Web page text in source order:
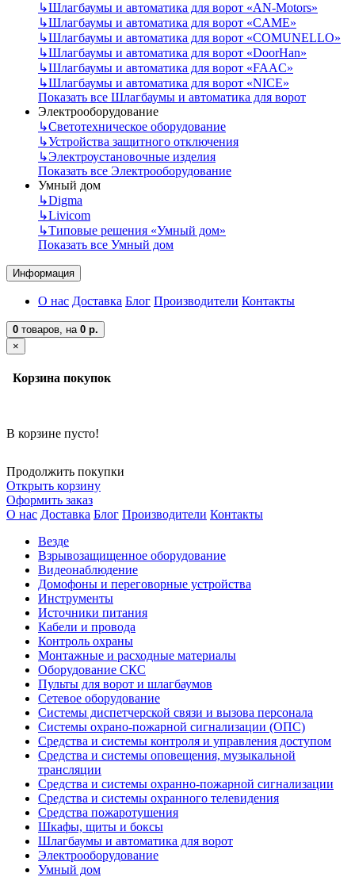
↳Шлагбаумы и автоматика для ворот «AN-Motors»
↳Шлагбаумы и автоматика для ворот «CAME»
↳Шлагбаумы и автоматика для ворот «COMUNELLO»
↳Шлагбаумы и автоматика для ворот «DoorHan»
↳Шлагбаумы и автоматика для ворот «FAAC»
↳Шлагбаумы и автоматика для ворот «NICE»
Показать все Шлагбаумы и автоматика для ворот
Электрооборудование
↳Светотехническое оборудование
↳Устройства защитного отключения
↳Электроустановочные изделия
Показать все Электрооборудование
Умный дом
↳Digma
↳Livicom
↳Типовые решения «Умный дом»
Показать все Умный дом
Информация
О нас Доставка Блог Производители Контакты
0 товаров, на 0 р.
×
Корзина покупок
В корзине пусто!
Продолжить покупки
Открыть корзину
Оформить заказ
О нас Доставка Блог Производители Контакты
Везде
Взрывозащищенное оборудование
Видеонаблюдение
Домофоны и переговорные устройства
Инструменты
Источники питания
Кабели и провода
Контроль охраны
Монтажные и расходные материалы
Оборудование СКС
Пульты для ворот и шлагбаумов
Сетевое оборудование
Системы диспетчерской связи и вызова персонала
Системы охрано-пожарной сигнализации (ОПС)
Средства и системы контроля и управления доступом
Средства и системы оповещения, музыкальной
трансляции
Средства и системы охранно-пожарной сигнализации
Средства и системы охранного телевидения
Средства пожаротушения
Шкафы, щиты и боксы
Шлагбаумы и автоматика для ворот
Электрооборудование
Умный дом